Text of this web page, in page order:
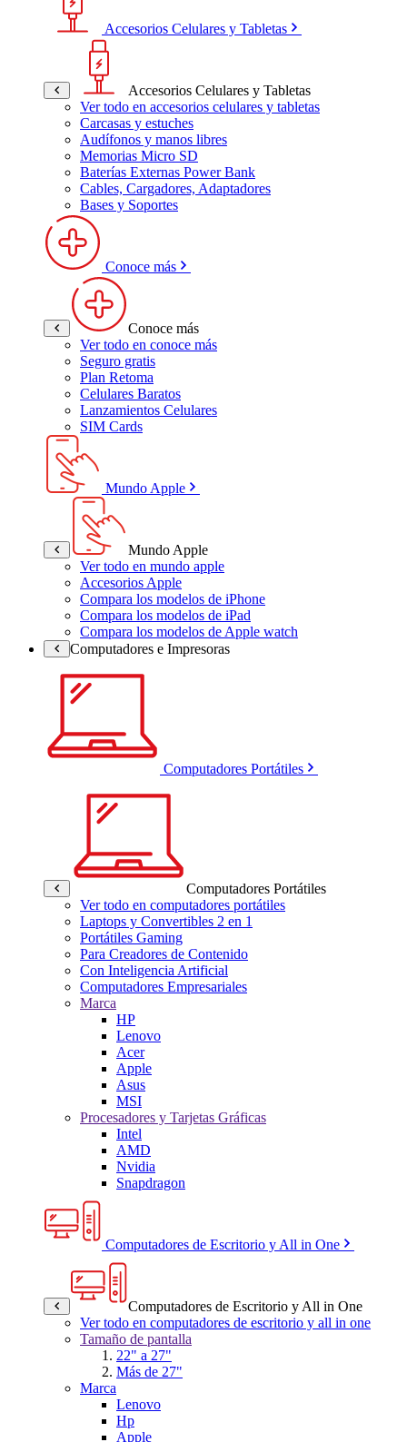
Accesorios Celulares y Tabletas
Accesorios Celulares y Tabletas
Ver todo en accesorios celulares y tabletas
Carcasas y estuches
Audífonos y manos libres
Memorias Micro SD
Baterías Externas Power Bank
Cables, Cargadores, Adaptadores
Bases y Soportes
Conoce más
Conoce más
Ver todo en conoce más
Seguro gratis
Plan Retoma
Celulares Baratos
Lanzamientos Celulares
SIM Cards
Mundo Apple
Mundo Apple
Ver todo en mundo apple
Accesorios Apple
Compara los modelos de iPhone
Compara los modelos de iPad
Compara los modelos de Apple watch
Computadores e Impresoras
Computadores Portátiles
Computadores Portátiles
Ver todo en computadores portátiles
Laptops y Convertibles 2 en 1
Portátiles Gaming
Para Creadores de Contenido
Con Inteligencia Artificial
Computadores Empresariales
Marca
HP
Lenovo
Acer
Apple
Asus
MSI
Procesadores y Tarjetas Gráficas
Intel
AMD
Nvidia
Snapdragon
Computadores de Escritorio y All in One
Computadores de Escritorio y All in One
Ver todo en computadores de escritorio y all in one
Tamaño de pantalla
22" a 27"
Más de 27"
Marca
Lenovo
Hp
Apple